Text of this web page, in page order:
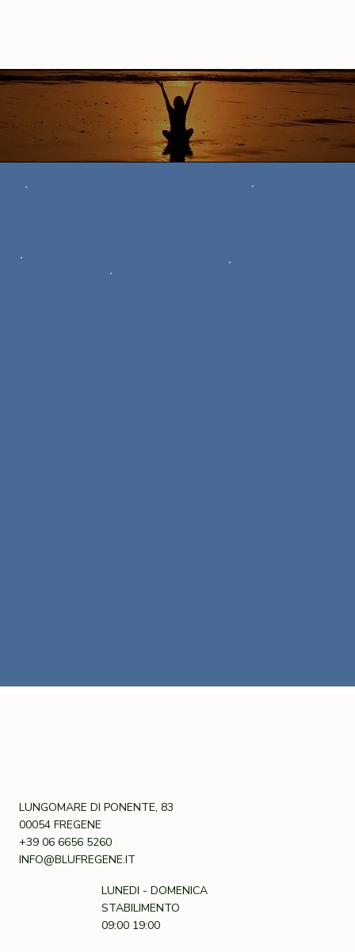
LUNGOMARE DI PONENTE, 83
00054 FREGENE
+39 06 6656 5260
INFO@BLUFREGENE.IT
LUNEDI - DOMENICA
STABILIMENTO
09:00 19:00